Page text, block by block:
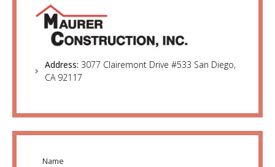
Address: 3077 Clairemont Drive #533 San Diego,
CA 92117